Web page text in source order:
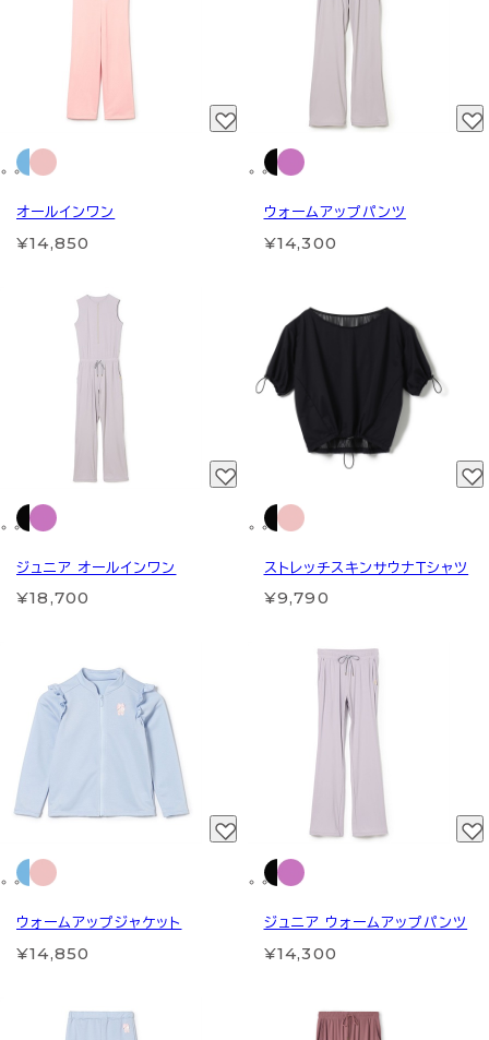
オールインワン
¥14,850
ウォームアップパンツ
¥14,300
ジュニア オールインワン
¥18,700
ストレッチスキンサウナＴシャツ
¥9,790
ウォームアップジャケット
¥14,850
ジュニア ウォームアップパンツ
¥14,300